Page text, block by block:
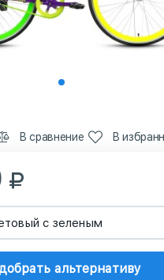
В сравнение В
с зеленым
альтернативу